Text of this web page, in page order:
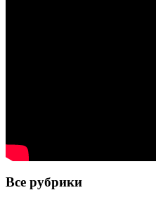
Все рубрики